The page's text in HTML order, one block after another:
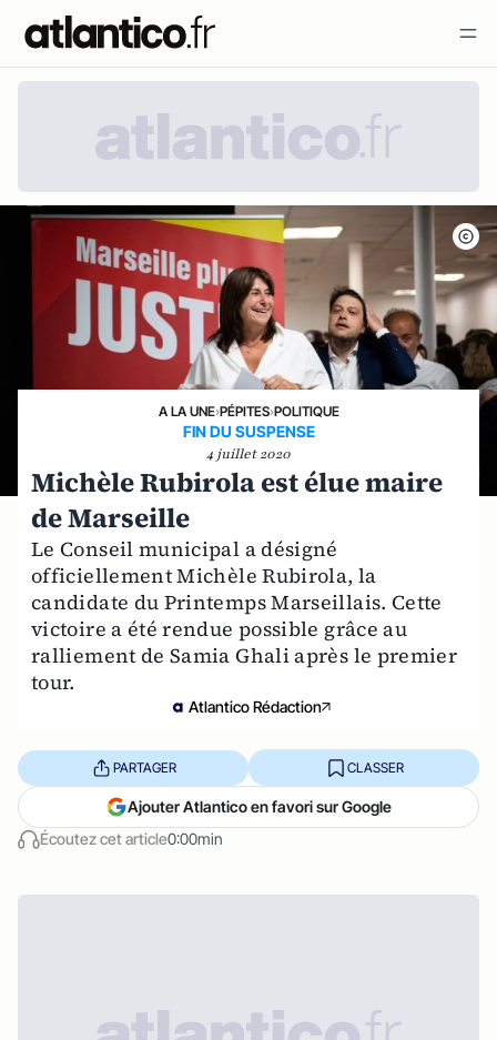
A LA UNE›PÉPITES›POLITIQUE
FIN DU SUSPENSE
4 juillet 2020
Michèle Rubirola est élue maire
de Marseille
Le Conseil municipal a désigné
officiellement Michèle Rubirola, la
candidate du Printemps Marseillais. Cette
victoire a été rendue possible grâce au
ralliement de Samia Ghali après le premier
tour.
Atlantico Rédaction
Écoutez cet article0:00min
PARTAGER CLASSER
Ajouter Atlantico en favori sur Google